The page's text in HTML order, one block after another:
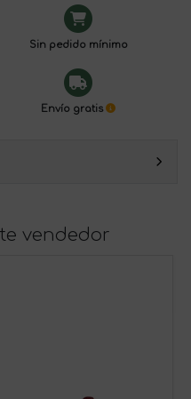
Sin pedido mínimo
Envío gratis
vendedor